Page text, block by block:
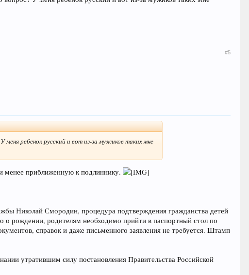
#5
ребенок русский и вот из-за мужиков таких мне
приближенную к подлиннику.
Николай Смородин, процедура подтверждения гражданства детей
о рождении, родителям необходимо прийти в паспортный стол по
справок и даже письменного заявления не требуется. Штамп
утратившим силу постановления Правительства Российской